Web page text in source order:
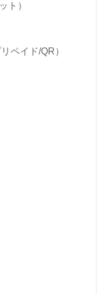
ト）
ペイド/QR）